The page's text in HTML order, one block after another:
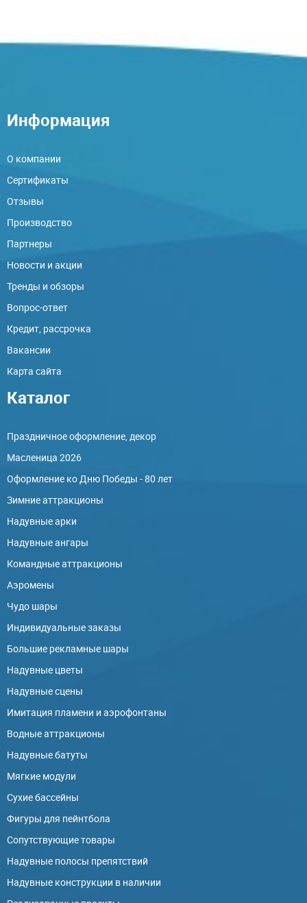
Информация
О компании
Сертификаты
Отзывы
Производство
Партнеры
Новости и акции
Тренды и обзоры
Вопрос-ответ
Кредит, рассрочка
Вакансии
Карта сайта
Каталог
Праздничное оформление, декор
Масленица 2026
Оформление ко Дню Победы - 80 лет
Зимние аттракционы
Надувные арки
Надувные ангары
Командные аттракционы
Аэромены
Чудо шары
Индивидуальные заказы
Большие рекламные шары
Надувные цветы
Надувные сцены
Имитация пламени и аэрофонтаны
Водные аттракционы
Надувные батуты
Мягкие модули
Сухие бассейны
Фигуры для пейнтбола
Сопутствующие товары
Надувные полосы препятствий
Надувные конструкции в наличии